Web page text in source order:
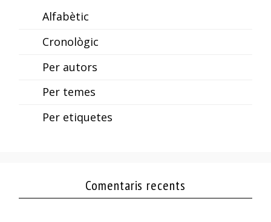
Alfabètic
Cronològic
Per autors
Per temes
Per etiquetes
Comentaris recents